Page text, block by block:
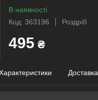
В наявності
Код: 363196
Роздріб
495 ₴
Доставка